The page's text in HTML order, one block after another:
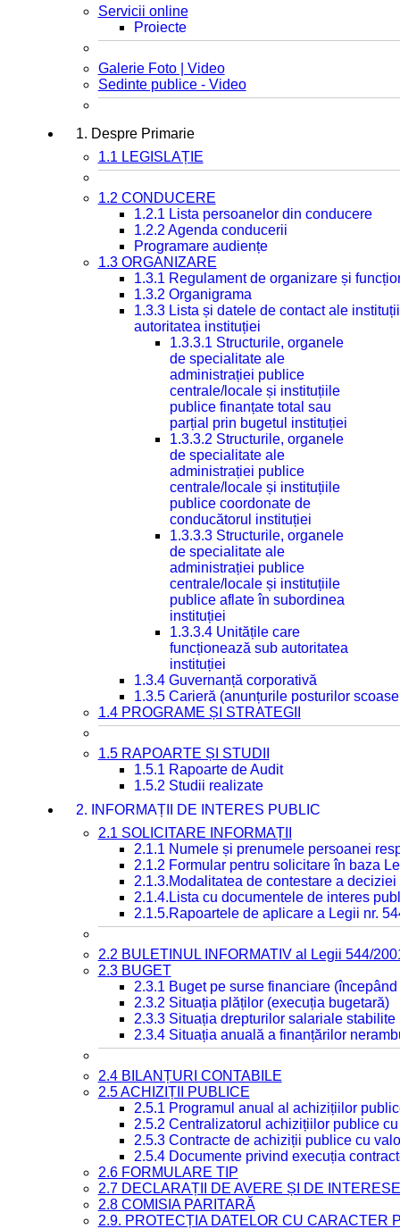
Servicii online
Proiecte
Galerie Foto | Video
Sedinte publice - Video
1. Despre Primarie
1.1 LEGISLAȚIE
1.2 CONDUCERE
1.2.1 Lista persoanelor din conducere
1.2.2 Agenda conducerii
Programare audiențe
1.3 ORGANIZARE
1.3.1 Regulament de organizare și
1.3.2 Organigrama
1.3.3 Lista și datele de contact ale
autoritatea instituției
1.3.3.1 Structurile, organele
de specialitate ale
administrației publice
centrale/locale și instituțiile
publice finanțate total sau
parțial prin bugetul instituției
1.3.3.2 Structurile, organele
de specialitate ale
administrației publice
centrale/locale și instituțiile
publice coordonate de
conducătorul instituției
1.3.3.3 Structurile, organele
de specialitate ale
administrației publice
centrale/locale și instituțiile
publice aflate în subordinea
instituției
1.3.3.4 Unitățile care
funcționează sub autoritatea
instituției
1.3.4 Guvernanță corporativă
1.3.5 Carieră (anunțurile posturilor
1.4 PROGRAME ȘI STRATEGII
1.5 RAPOARTE ȘI STUDII
1.5.1 Rapoarte de Audit
1.5.2 Studii realizate
2. INFORMAȚII DE INTERES PUBLIC
2.1 SOLICITARE INFORMAȚII
2.1.1 Numele și prenumele persoanei
2.1.2 Formular pentru solicitare în baza
2.1.3.Modalitatea de contestare a
2.1.4.Lista cu documentele de interes
2.1.5.Rapoartele de aplicare a Legii nr.
2.2 BULETINUL INFORMATIV al Legii 544/
2.3 BUGET
2.3.1 Buget pe surse financiare
2.3.2 Situația plăților (execuția bugetară)
2.3.3 Situația drepturilor salariale
2.3.4 Situația anuală a finanțărilor
2.4 BILANȚURI CONTABILE
2.5 ACHIZIȚII PUBLICE
2.5.1 Programul anual al achizițiilor
2.5.2 Centralizatorul achizițiilor publice
2.5.3 Contracte de achiziții publice cu
2.5.4 Documente privind execuția
2.6 FORMULARE TIP
2.7 DECLARAȚII DE AVERE ȘI DE INTERESE
2.8 COMISIA PARITARĂ
2.9. PROTECȚIA DATELOR CU CARACTER